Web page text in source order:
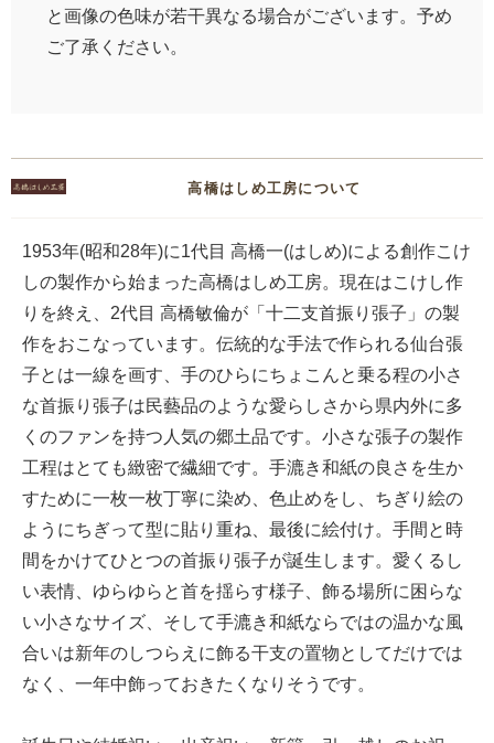
と画像の色味が若干異なる場合がございます。予め
ご了承ください。
高橋はしめ工房について
1953年(昭和28年)に1代目 高橋一(はしめ)による創作こけ
しの製作から始まった高橋はしめ工房。現在はこけし作
りを終え、2代目 高橋敏倫が「十二支首振り張子」の製
作をおこなっています。伝統的な手法で作られる仙台張
子とは一線を画す、手のひらにちょこんと乗る程の小さ
な首振り張子は民藝品のような愛らしさから県内外に多
くのファンを持つ人気の郷土品です。小さな張子の製作
工程はとても緻密で繊細です。手漉き和紙の良さを生か
すために一枚一枚丁寧に染め、色止めをし、ちぎり絵の
ようにちぎって型に貼り重ね、最後に絵付け。手間と時
間をかけてひとつの首振り張子が誕生します。愛くるし
い表情、ゆらゆらと首を揺らす様子、飾る場所に困らな
い小さなサイズ、そして手漉き和紙ならではの温かな風
合いは新年のしつらえに飾る干支の置物としてだけでは
なく、一年中飾っておきたくなりそうです。